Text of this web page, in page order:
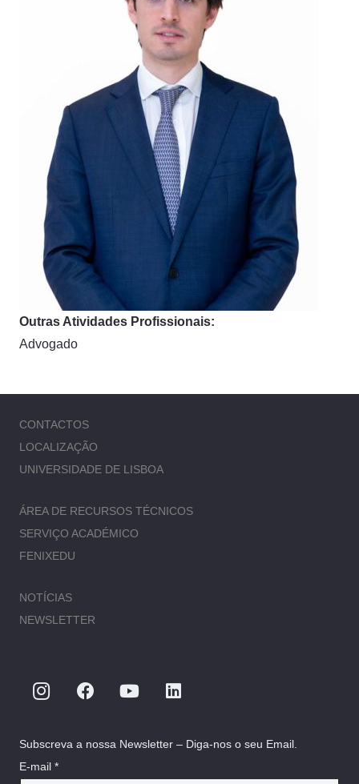
Outras Atividades Profissionais:
Advogado
CONTACTOS
LOCALIZAÇÃO
UNIVERSIDADE DE LISBOA
ÁREA DE RECURSOS TÉCNICOS
SERVIÇO ACADÉMICO
FENIXEDU
NOTÍCIAS
NEWSLETTER
Subscreva a nossa Newsletter – Diga-nos o seu Email.
E-mail *